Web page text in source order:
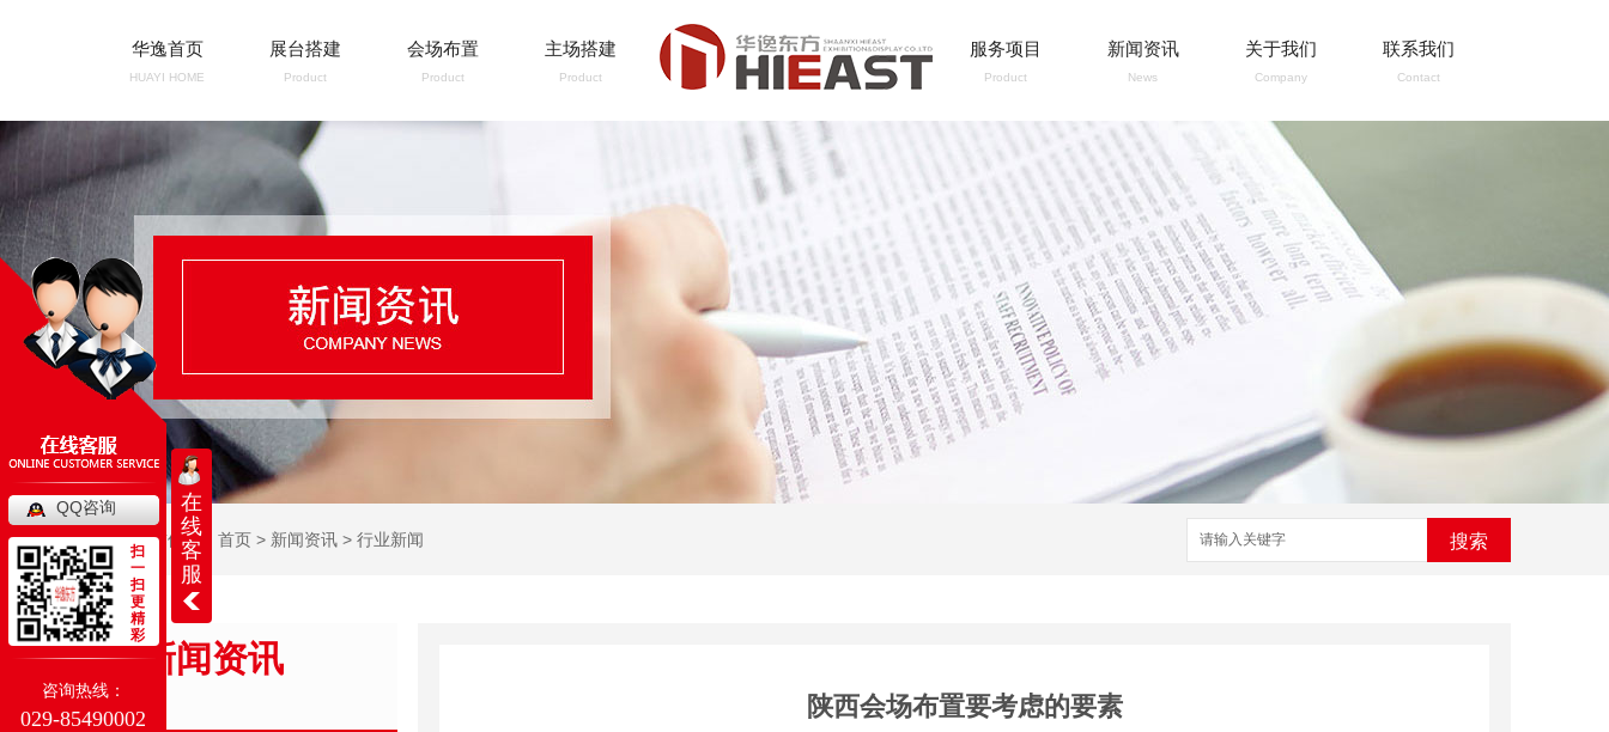
华逸首页
HUAYI HOME
展台搭建
Product
会场布置
Product
主场搭建
Product
服务项目
Product
新闻资讯
News
关于我们
Company
联系我们
Contact
当前位置： 首页 > 新闻资讯 > 行业新闻 搜索
新闻资讯
NEWS 陕西会场布置要考虑的要素
在
线
客
服
QQ咨询
扫
一
扫
更
精
彩
咨询热线：
029-85490002